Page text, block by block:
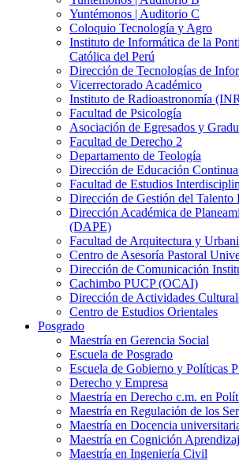
Yuntémonos | Auditorio C
Coloquio Tecnología y Agro
Instituto de Informática de la
Católica del Perú
Dirección de Tecnologías de
Vicerrectorado Académico
Instituto de Radioastronomía
Facultad de Psicología
Asociación de Egresados y
Facultad de Derecho 2
Departamento de Teología
Dirección de Educación
Facultad de Estudios
Dirección de Gestión del
Dirección Académica de
(DAPE)
Facultad de Arquitectura y
Centro de Asesoría Pastoral
Dirección de Comunicación
Cachimbo PUCP (OCAI)
Dirección de Actividades
Centro de Estudios Orientales
Posgrado
Maestría en Gerencia Social
Escuela de Posgrado
Escuela de Gobierno y Políticas
Derecho y Empresa
Maestría en Derecho c.m. en
Maestría en Regulación de los
Maestría en Docencia
Maestría en Cognición
Maestría en Ingeniería Civil